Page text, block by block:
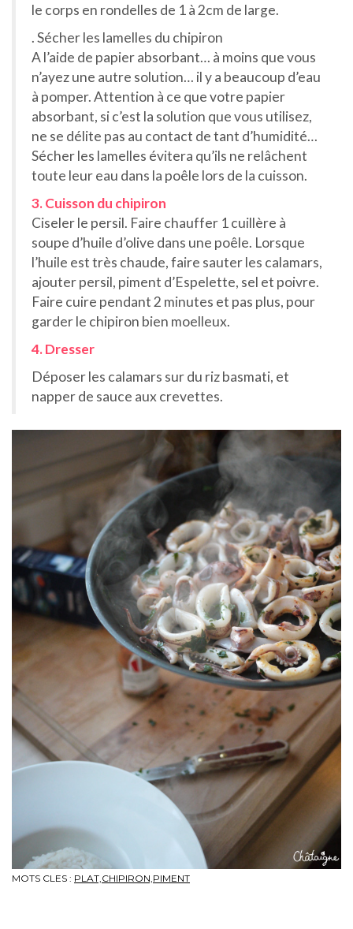
le corps en rondelles de 1 à 2cm de large.
. Sécher les lamelles du chipiron
A l’aide de papier absorbant… à moins que vous
n’ayez une autre solution… il y a beaucoup d’eau
à pomper. Attention à ce que votre papier
absorbant, si c’est la solution que vous utilisez,
ne se délite pas au contact de tant d’humidité…
Sécher les lamelles évitera qu’ils ne relâchent
toute leur eau dans la poêle lors de la cuisson.
3. Cuisson du chipiron
Ciseler le persil. Faire chauffer 1 cuillère à
soupe d’huile d’olive dans une poêle. Lorsque
l’huile est très chaude, faire sauter les calamars,
ajouter persil, piment d’Espelette, sel et poivre.
Faire cuire pendant 2 minutes et pas plus, pour
garder le chipiron bien moelleux.
4. Dresser
Déposer les calamars sur du riz basmati, et
napper de sauce aux crevettes.
MOTS CLES : PLAT,CHIPIRON,PIMENT